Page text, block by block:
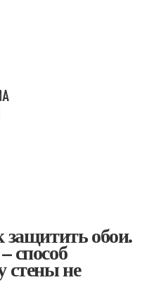
защитить обои.
способ
стены не